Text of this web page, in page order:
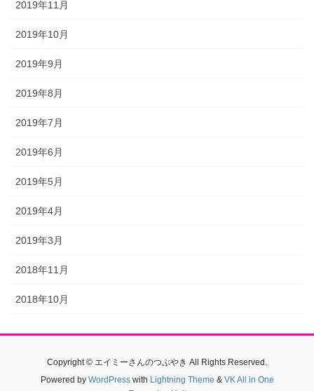
2019年11月
2019年10月
2019年9月
2019年8月
2019年7月
2019年6月
2019年5月
2019年4月
2019年3月
2018年11月
2018年10月
Copyright © エイミーさんのつぶやき All Rights Reserved.
Powered by WordPresswith Lightning Theme & VK All in One